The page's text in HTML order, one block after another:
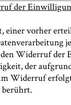
der
einer vorher
Widerruf der
der
Widerruf